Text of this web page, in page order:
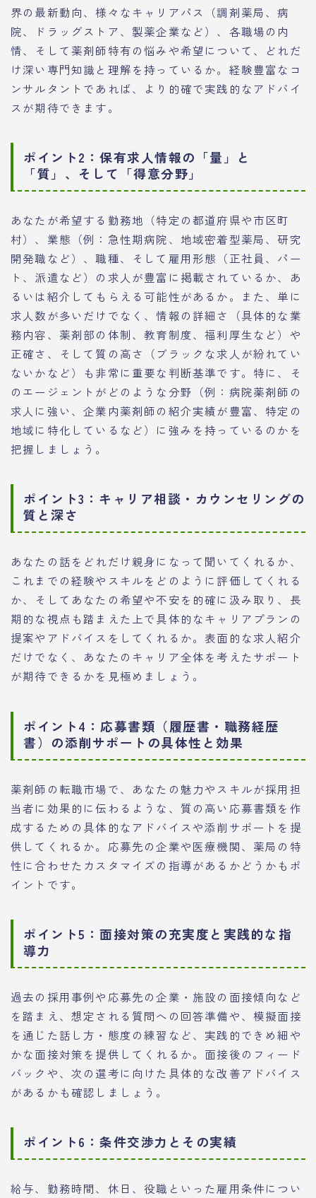
界の最新動向、様々なキャリアパス（調剤薬局、病
院、ドラッグストア、製薬企業など）、各職場の内
情、そして薬剤師特有の悩みや希望について、どれだ
け深い専門知識と理解を持っているか。経験豊富なコ
ンサルタントであれば、より的確で実践的なアドバイ
スが期待できます。
ポイント2：保有求人情報の「量」と
「質」、そして「得意分野」
あなたが希望する勤務地（特定の都道府県や市区町
村）、業態（例：急性期病院、地域密着型薬局、研究
開発職など）、職種、そして雇用形態（正社員、パー
ト、派遣など）の求人が豊富に掲載されているか、あ
るいは紹介してもらえる可能性があるか。また、単に
求人数が多いだけでなく、情報の詳細さ（具体的な業
務内容、薬剤部の体制、教育制度、福利厚生など）や
正確さ、そして質の高さ（ブラックな求人が紛れてい
ないかなど）も非常に重要な判断基準です。特に、そ
のエージェントがどのような分野（例：病院薬剤師の
求人に強い、企業内薬剤師の紹介実績が豊富、特定の
地域に特化しているなど）に強みを持っているのかを
把握しましょう。
ポイント3：キャリア相談・カウンセリングの
質と深さ
あなたの話をどれだけ親身になって聞いてくれるか、
これまでの経験やスキルをどのように評価してくれる
か、そしてあなたの希望や不安を的確に汲み取り、長
期的な視点も踏まえた上で具体的なキャリアプランの
提案やアドバイスをしてくれるか。表面的な求人紹介
だけでなく、あなたのキャリア全体を考えたサポート
が期待できるかを見極めましょう。
ポイント4：応募書類（履歴書・職務経歴
書）の添削サポートの具体性と効果
薬剤師の転職市場で、あなたの魅力やスキルが採用担
当者に効果的に伝わるような、質の高い応募書類を作
成するための具体的なアドバイスや添削サポートを提
供してくれるか。応募先の企業や医療機関、薬局の特
性に合わせたカスタマイズの指導があるかどうかもポ
イントです。
ポイント5：面接対策の充実度と実践的な指
導力
過去の採用事例や応募先の企業・施設の面接傾向など
を踏まえ、想定される質問への回答準備や、模擬面接
を通じた話し方・態度の練習など、実践的できめ細や
かな面接対策を提供してくれるか。面接後のフィード
バックや、次の選考に向けた具体的な改善アドバイス
があるかも確認しましょう。
ポイント6：条件交渉力とその実績
給与、勤務時間、休日、役職といった雇用条件につい